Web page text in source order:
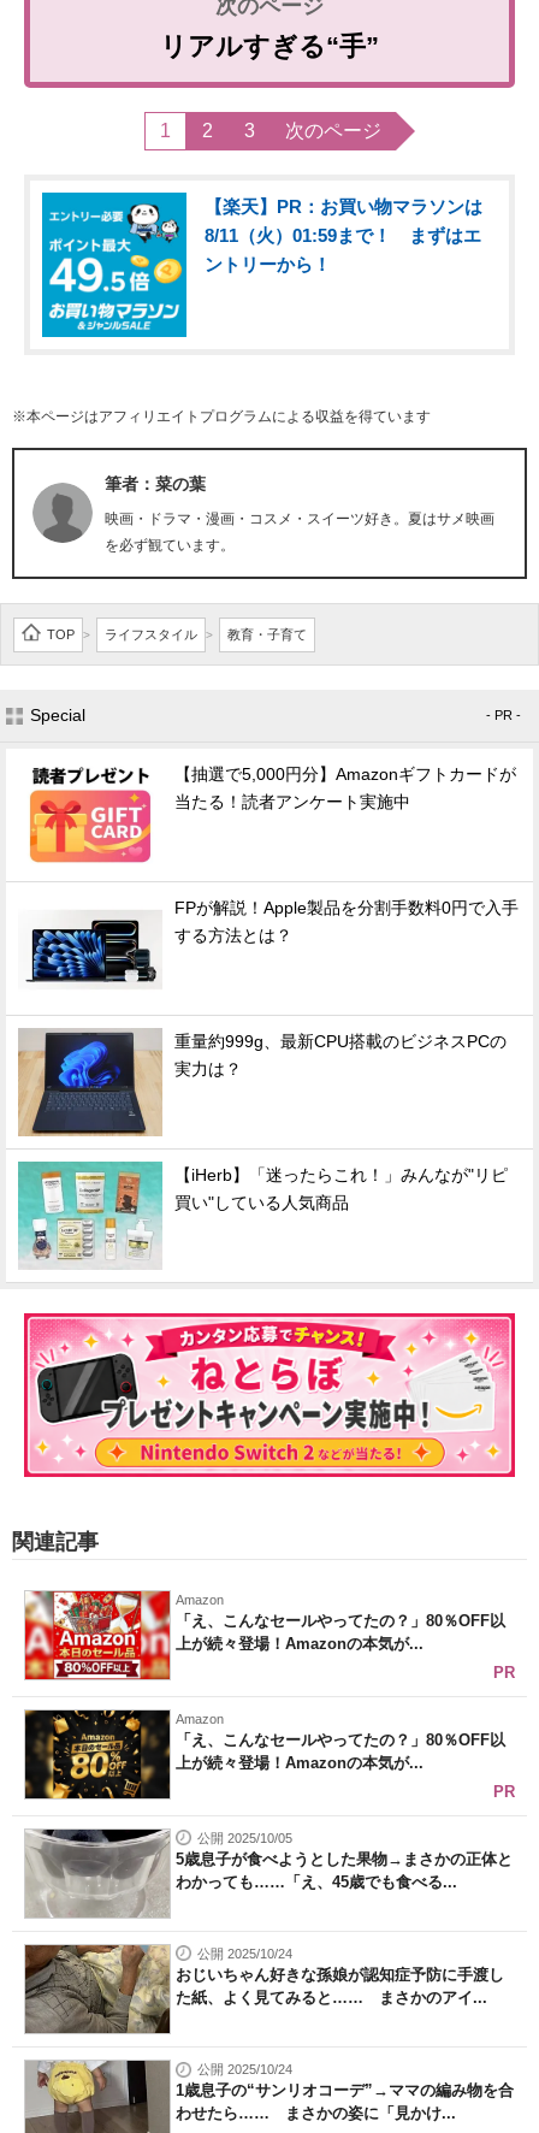
リアルすぎる“手”
1 2 3 次のページ
【楽天】PR：お買い物マラソンは
8/11（火）01:59まで！ まずはエ
ントリーから！
※本ページはアフィリエイトプログラムによる収益を得ています
筆者：菜の葉
映画・ドラマ・漫画・コスメ・スイーツ好き。夏はサメ映画
を必ず観ています。
TOP > ライフスタイル > 教育・子育て
Special - PR -
【抽選で5,000円分】Amazonギフトカードが
当たる！読者アンケート実施中
FPが解説！Apple製品を分割手数料0円で入手
する方法とは？
重量約999g、最新CPU搭載のビジネスPCの
実力は？
【iHerb】「迷ったらこれ！」みんなが"リピ
買い"している人気商品
関連記事
Amazon
「え、こんなセールやってたの？」80％OFF以
上が続々登場！Amazonの本気が...
PR
Amazon
「え、こんなセールやってたの？」80％OFF以
上が続々登場！Amazonの本気が...
PR
公開 2025/10/05
5歳息子が食べようとした果物→まさかの正体と
わかっても……「え、45歳でも食べる...
公開 2025/10/24
おじいちゃん好きな孫娘が認知症予防に手渡し
た紙、よく見てみると…… まさかのアイ...
公開 2025/10/24
1歳息子の“サンリオコーデ”→ママの編み物を合
わせたら…… まさかの姿に「見かけ...